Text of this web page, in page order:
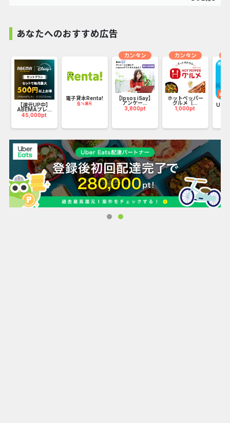
あなたへのおすすめ広告
【還元UP中】
ABEMAプレ...
45,000pt
電子貸本Renta!
6 %還元
【Ipsos iSay】
アンケー...
3,800pt
カンタン
ホットペッパー
グルメ［...
1,000pt
カンタン
U-